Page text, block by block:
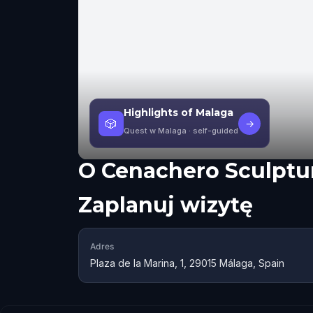
🎲
Highlights of Malaga
Quest w Malaga · self-guided
→
O Cenachero
Zaplanuj wizytę
Adres
Plaza de la Marina, 1, 29015 Málaga, Spain